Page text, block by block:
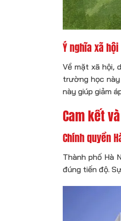
Ý nghĩa xã
Về mặt xã hội,
trường học này
này giúp giảm
Cam kết
Chính quyền
Thành phố Hà
đúng tiến độ.